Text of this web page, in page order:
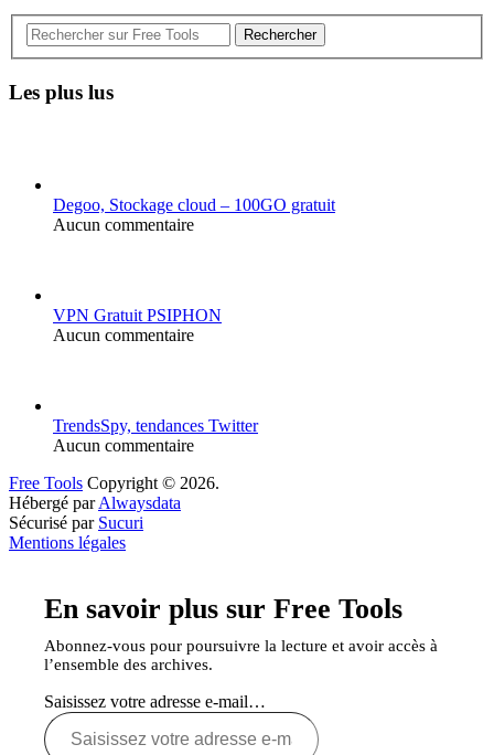
Rechercher
Les plus lus
Degoo, Stockage cloud – 100GO gratuit
Aucun commentaire
VPN Gratuit PSIPHON
Aucun commentaire
TrendsSpy, tendances Twitter
Aucun commentaire
Free Tools Copyright © 2026.
Hébergé parAlwaysdata
Sécurisé par Sucuri
Mentions légales
En savoir plus sur Free Tools
Abonnez-vous pour poursuivre la lecture et avoir accès à
l’ensemble des archives.
Saisissez votre adresse e-mail…